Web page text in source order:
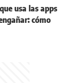
usa las apps
cómo